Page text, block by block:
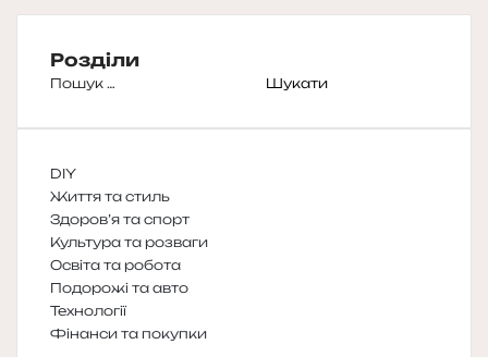
Розділи
Пошук:
DIY
Життя та стиль
Здоров’я та спорт
Культура та розваги
Освіта та робота
Подорожі та авто
Технології
Фінанси та покупки